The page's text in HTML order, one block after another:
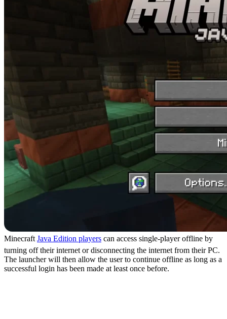
Minecraft Java Edition players can access single-player offline by
turning off their internet or disconnecting the internet from their PC.
The launcher will then allow the user to continue offline as long as a
successful login has been made at least once before.